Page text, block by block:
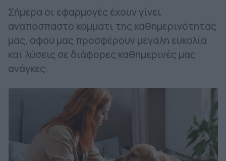
Σήμερα οι εφαρμογές έχουν γίνει
αναπόσπαστο κομμάτι της καθημερινότητάς
μας, αφού μας προσφέρουν μεγάλη ευκολία
και λύσεις σε διάφορες καθημερινές μας
ανάγκες.